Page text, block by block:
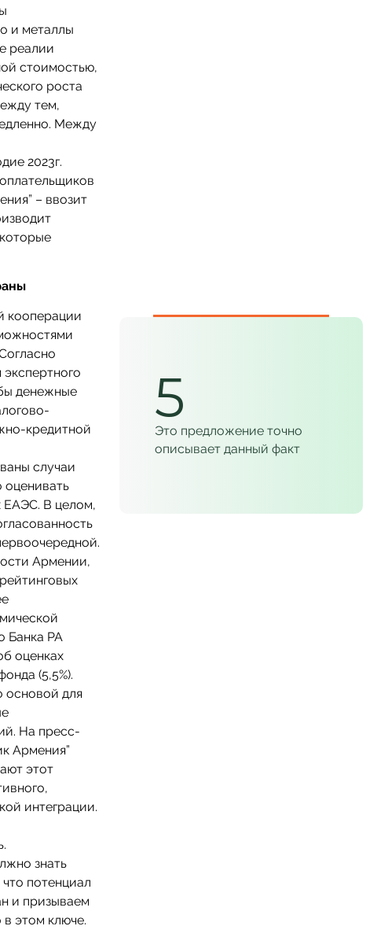
и металлы
реалии
стоимостью,
роста
тем,
Между
2023г.
– ввозит
кооперации
денежные
кредитной
случаи
ЕАЭС. В целом,
Армении,
Банка РА
оценках
(5,5%).
основой для
На пресс-
Армения”
этот
интеграции.
знать
потенциал
и призываем
этом ключе.
5
Это предложение точно
описывает данный факт